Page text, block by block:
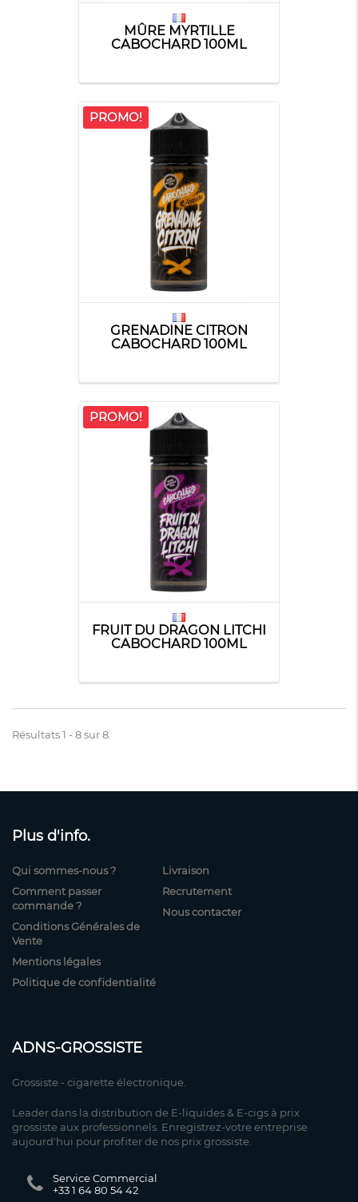
MÛRE MYRTILLE
CABOCHARD 100ML
PROMO!
GRENADINE CITRON
CABOCHARD 100ML
PROMO!
FRUIT DU DRAGON LITCHI
CABOCHARD 100ML
Résultats 1 - 8 sur 8.
Plus d'info.
Qui sommes-nous ?
Comment passer
commande ?
Conditions Générales de
Vente
Mentions légales
Politique de confidentialité
Livraison
Recrutement
Nous contacter
ADNS-GROSSISTE
Grossiste - cigarette électronique.
Leader dans la distribution de E-liquides & E-cigs à prix
grossiste aux professionnels. Enregistrez-votre entreprise
aujourd'hui pour profiter de nos prix grossiste.
Service Commercial
+33 1 64 80 54 42